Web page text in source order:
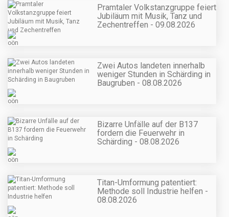
Pramtaler Volkstanzgruppe feiert
Jubiläum mit Musik, Tanz und
Zechentreffen - 09.08.2026
Zwei Autos landeten innerhalb
weniger Stunden in Schärding in
Baugruben - 08.08.2026
Bizarre Unfälle auf der B137
fordern die Feuerwehr in
Schärding - 08.08.2026
Titan-Umformung patentiert:
Methode soll Industrie helfen -
08.08.2026